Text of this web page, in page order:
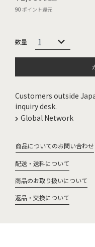
90ポイント還元
Customers outside
inquiry desk.
Global Network
商品についてのお問い合わせ
配送・送料について
商品のお取り扱いについて
返品・交換について